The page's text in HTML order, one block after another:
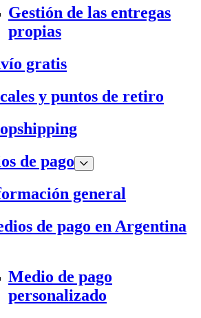
Gestión de las entregas
propias
gratis
y puntos de retiro
de pago
general
de pago en Argentina
Medio de pago
personalizado